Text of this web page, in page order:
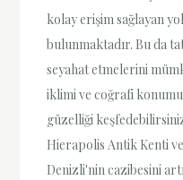
kolay erişim sağlayan
bulunmaktadır. Bu da
seyahat etmelerini
iklimi ve coğrafi
güzelliği
Hierapolis Antik Kenti
Denizli'nin cazibesini